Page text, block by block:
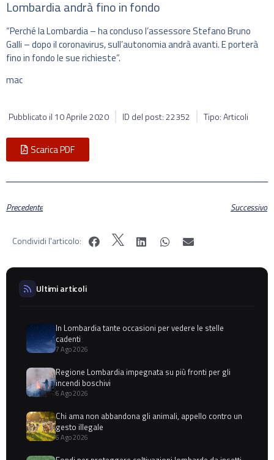
Lombardia andrà fino in fondo
“Perché la Lombardia – ha concluso l’assessore Stefano Bruno
Galli – dopo il coronavirus, sull’autonomia andrà avanti. E porterà
fino in fondo le sue richieste”.
mac
Pubblicato il 10 Aprile 2020 ID del post: 22352 Tipo: Articoli
Scarica PDF
Precedente Successivo
Condividi l'articolo:
Ultimi articoli
In Lombardia tante occasioni per vedere le stelle
cadenti
7 Ago 2026
Regione Lombardia impegnata su più fronti per gli
incendi boschivi
6 Ago 2026
Chi ama non abbandona gli animali, appello contro un
gesto illegale
6 Ago 2026